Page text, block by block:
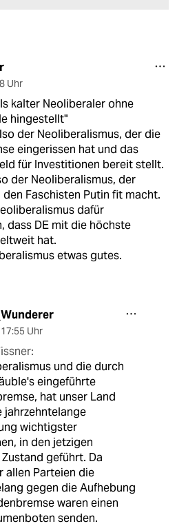
Uhr
kalter Neoliberaler ohne
hingestellt"
der Neoliberalismus, der die
eingerissen hat und das
für Investitionen bereit stellt.
der Neoliberalismus, der
Faschisten Putin fit macht.
dafür
dass DE mit die höchste
hat.
etwas gutes.
17:55 Uhr
und die durch
eingeführte
hat unser Land
jahrzehntelange
wichtigster
in den jetzigen
geführt. Da
allen Parteien die
gegen die Aufhebung
waren einen
senden.